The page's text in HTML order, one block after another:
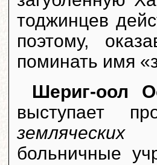
тоджинцев
поэтому,
поминать имя
Шериг-оол
выступает
земляческих
больничные